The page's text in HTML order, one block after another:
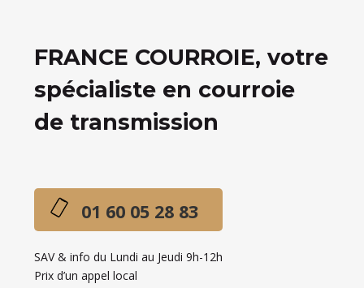
FRANCE COURROIE, votre
spécialiste en courroie
de transmission
01 60 05 28 83
SAV & info du Lundi au Jeudi 9h-12h
Prix d’un appel local